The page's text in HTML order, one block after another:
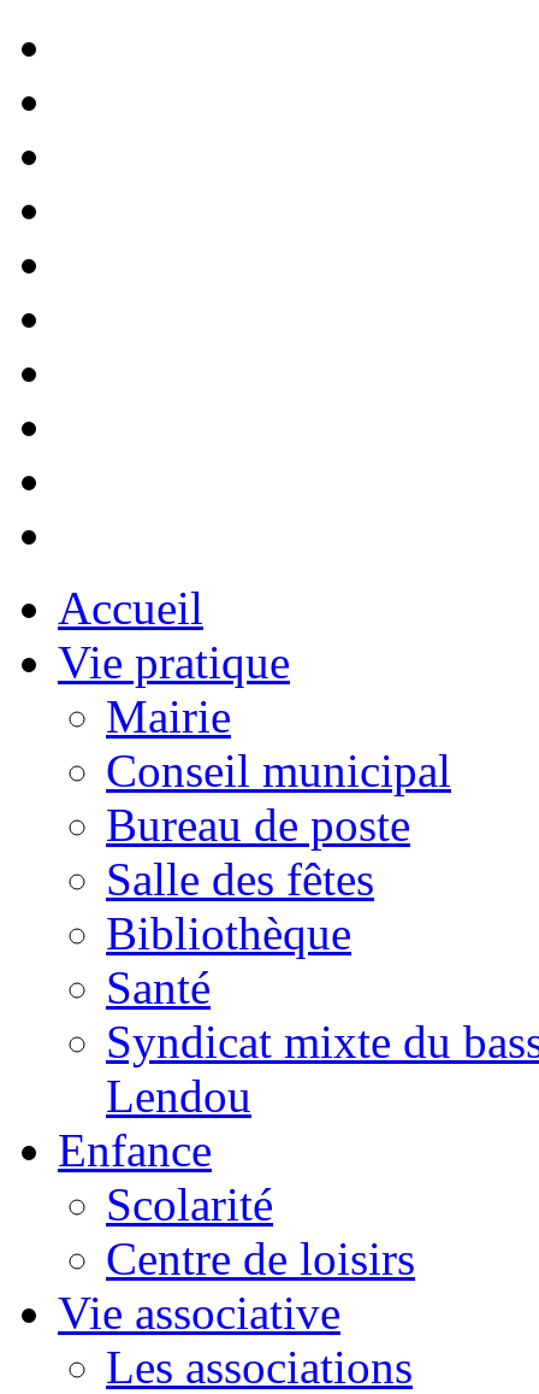
Accueil
Vie pratique
Mairie
Conseil municipal
Bureau de poste
Salle des fêtes
Bibliothèque
Santé
Syndicat mixte du
Lendou
Enfance
Scolarité
Centre de loisirs
Vie associative
Les associations